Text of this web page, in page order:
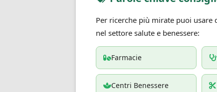
Per ricerche più mirate puoi usare
nel settore salute e benessere:
Farmacie
Centri Benessere